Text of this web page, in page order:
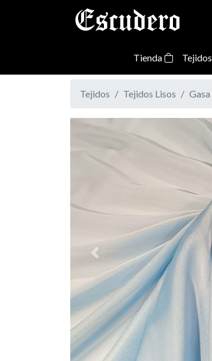
Tienda Tejidos
Tejidos Tejidos Lisos Gasa
Previous